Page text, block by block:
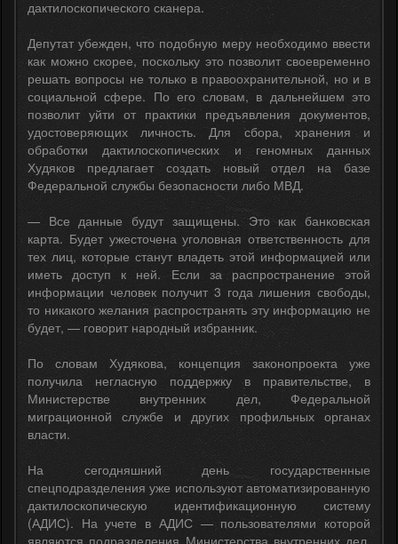
дактилоскопического сканера.
Депутат убежден, что подобную меру необходимо ввести
как можно скорее, поскольку это позволит своевременно
решать вопросы не только в правоохранительной, но и в
социальной сфере. По его словам, в дальнейшем это
позволит уйти от практики предъявления документов,
удостоверяющих личность. Для сбора, хранения и
обработки дактилоскопических и геномных данных
Худяков предлагает создать новый отдел на базе
Федеральной службы безопасности либо МВД.
— Все данные будут защищены. Это как банковская
карта. Будет ужесточена уголовная ответственность для
тех лиц, которые станут владеть этой информацией или
иметь доступ к ней. Если за распространение этой
информации человек получит 3 года лишения свободы,
то никакого желания распространять эту информацию не
будет, — говорит народный избранник.
По словам Худякова, концепция законопроекта уже
получила негласную поддержку в правительстве, в
Министерстве внутренних дел, Федеральной
миграционной службе и других профильных органах
власти.
На сегодняшний день государственные
спецподразделения уже используют автоматизированную
дактилоскопическую идентификационную систему
(АДИС). На учете в АДИС — пользователями которой
являются подразделения Министерства внутренних дел,